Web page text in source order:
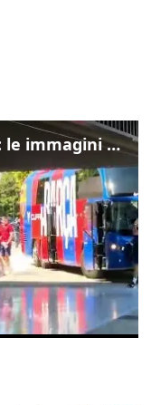
Il Barcellona sbarca in Friuli: le immagini dell'arrivo in albergo